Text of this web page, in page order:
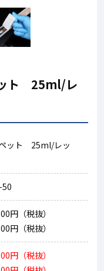
ット 25ml/レ
ット 25ml/レッ
50
円（税抜）
円（税抜）
円（税抜）